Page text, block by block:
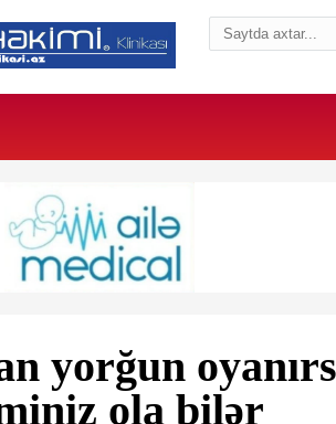
yorğun
ola bilər